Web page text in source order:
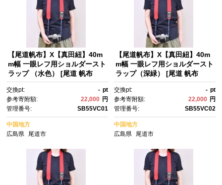
【尾道帆布】X【真田紐】40m
m幅 一眼レフ用ショルダースト
ラップ （水色） [尾道 帆布
クストラップ 特産品 シンプ
ル ファッション 人気 おすす
め 広島県 尾道市】
交換pt: - pt
参考寄附額:
22,000 円
管理番号:
SB55VC01
中国地方
広島県
尾道市
【尾道帆布】X【真田紐】40m
m幅 一眼レフ用ショルダースト
ラップ（深緑） [尾道 帆布
クストラップ 特産品 シンプ
ル ファッション 人気 おすす
め 広島県 尾道市】
交換pt: - pt
参考寄附額:
22,000 円
管理番号:
SB55VC02
中国地方
広島県
尾道市